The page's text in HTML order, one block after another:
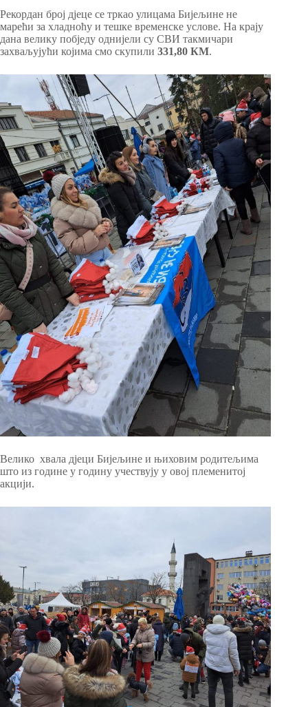
Рекордан број дјеце се тркао улицама Бијељине не
марећи за хладноћу и тешке временске услове. На крају
дана велику побједу однијели су СВИ такмичари
захваљујући којима смо скупили 331,80 КМ.
Велико хвала дјеци Бијељине и њиховим родитељима
што из године у годину учествују у овој племенитој
акцији.